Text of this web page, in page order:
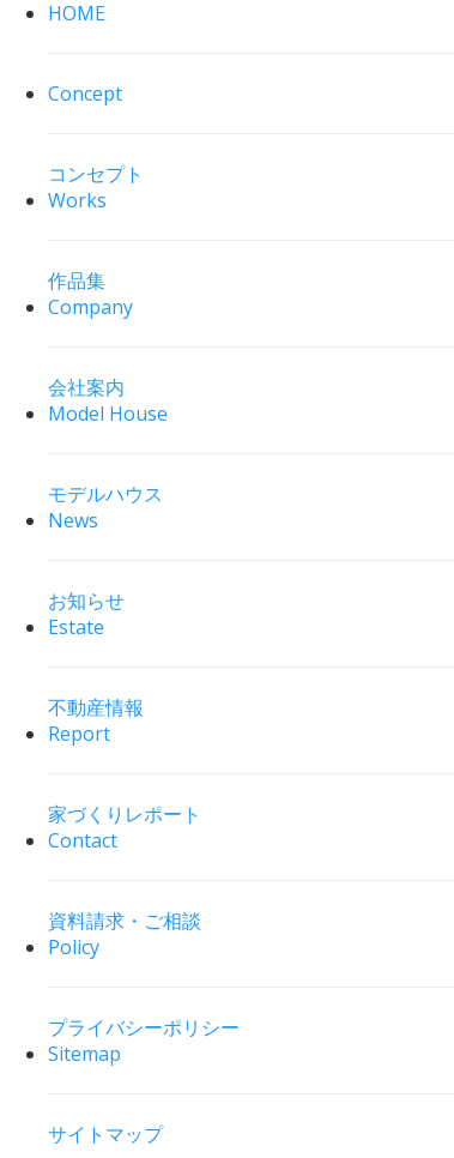
HOME
Concept
コンセプト
Works
作品集
Company
会社案内
Model House
モデルハウス
News
お知らせ
Estate
不動産情報
Report
家づくりレポート
Contact
資料請求・ご相談
Policy
プライバシーポリシー
Sitemap
サイトマップ